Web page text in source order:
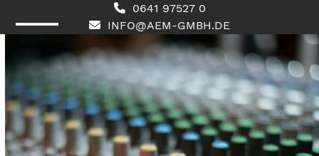
0641 97527 0
INFO@AEM-GMBH.DE
mobile
menu
mobile
menu